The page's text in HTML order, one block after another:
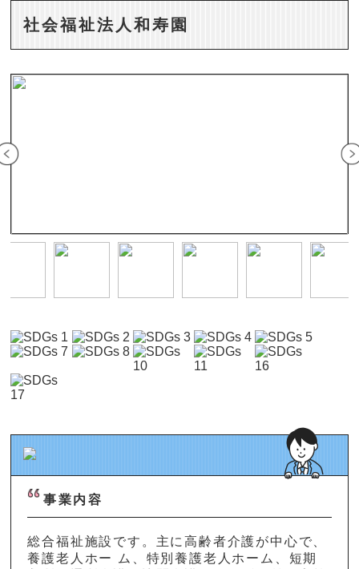
社会福祉法人和寿園
事業内容
総合福祉施設です。主に高齢者介護が中心で、
養護老人ホー ム、特別養護老人ホーム、短期